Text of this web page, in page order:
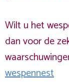
Wilt u het
dan voor de
wespennest